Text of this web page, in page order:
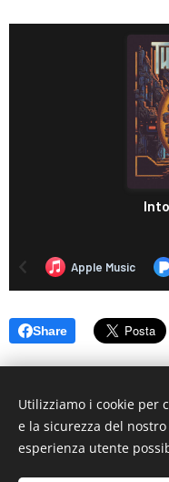
Share
© 2019
Email:
Utilizziamo i cookie per
e la sicurezza del
esperienza utente